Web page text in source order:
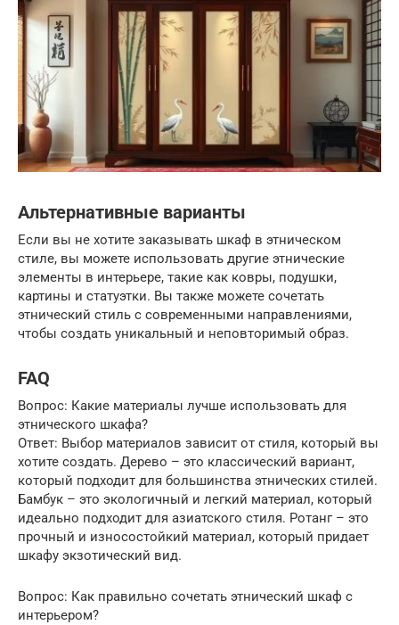
Альтернативные варианты
Если вы не хотите заказывать шкаф в этническом
стиле, вы можете использовать другие этнические
элементы в интерьере, такие как ковры, подушки,
картины и статуэтки. Вы также можете сочетать
этнический стиль с современными направлениями,
чтобы создать уникальный и неповторимый образ.
FAQ
Вопрос: Какие материалы лучше использовать для
этнического шкафа?
Ответ: Выбор материалов зависит от стиля, который вы
хотите создать. Дерево – это классический вариант,
который подходит для большинства этнических стилей.
Бамбук – это экологичный и легкий материал, который
идеально подходит для азиатского стиля. Ротанг – это
прочный и износостойкий материал, который придает
шкафу экзотический вид.
Вопрос: Как правильно сочетать этнический шкаф с
интерьером?